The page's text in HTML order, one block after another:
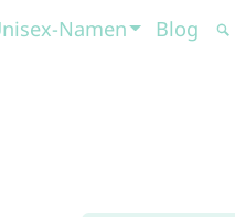
Namen Blog